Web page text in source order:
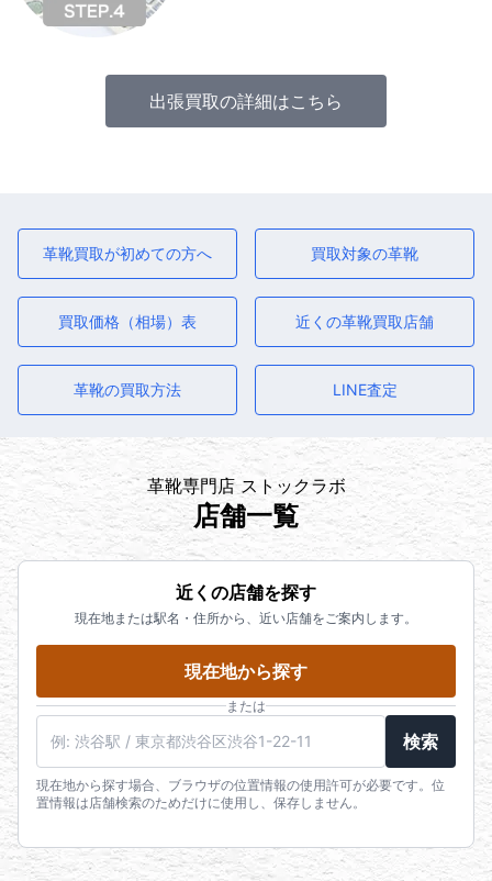
出張買取の詳細はこちら
革靴買取が初めての方へ 買取対象の革靴
買取価格（相場）表 近くの革靴買取店舗
革靴の買取方法 LINE査定
革靴専門店 ストックラボ
店舗一覧
近くの店舗を探す
現在地または駅名・住所から、近い店舗をご案内します。
現在地から探す
または
検索
現在地から探す場合、ブラウザの位置情報の使用許可が必要です。位
置情報は店舗検索のためだけに使用し、保存しません。